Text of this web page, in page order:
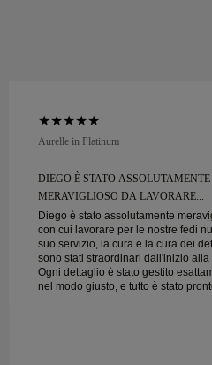
Aurelle in Platinum
DIEGO È STATO ASSOLUTAMENTE
MERAVIGLIOSO DA LAVORARE...
Diego è stato assolutamente
con cui lavorare per le nostre fedi
suo servizio, la cura e la cura dei
sono stati straordinari dall'inizio alla
Ogni dettaglio è stato gestito
nel modo giusto, e tutto è stato